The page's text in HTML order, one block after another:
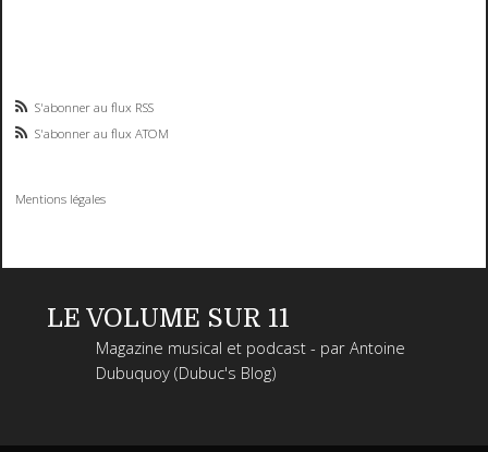
S'abonner au flux RSS
S'abonner au flux ATOM
Mentions légales
LE VOLUME SUR 11
Magazine musical et podcast - par Antoine
Dubuquoy (Dubuc's Blog)